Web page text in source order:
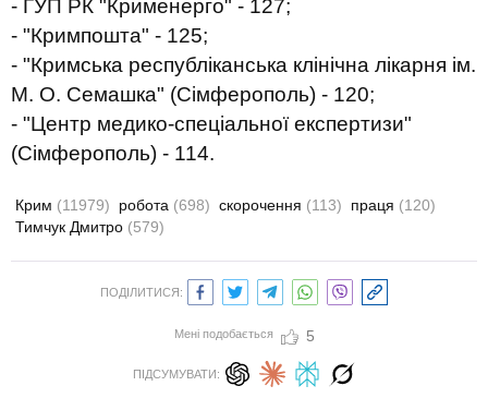
- ГУП РК "Крименерго" - 127;
- "Кримпошта" - 125;
- "Кримська республіканська клінічна лікарня ім.
М. О. Семашка" (Сімферополь) - 120;
- "Центр медико-спеціальної експертизи"
(Сімферополь) - 114.
Крим (11979) робота (698) скорочення (113) праця (120)
Тимчук Дмитро (579)
ПОДІЛИТИСЯ:
Мені подобається 5
ПІДСУМУВАТИ: